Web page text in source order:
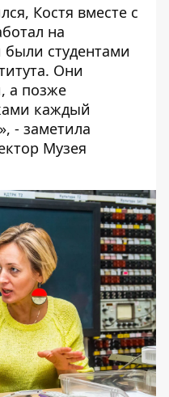
Костя вместе с
на
были студентами
Они
а позже
каждый
- заметила
Музея